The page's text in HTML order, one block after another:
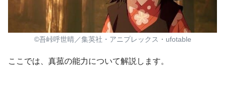
©吾峠呼世晴／集英社・アニプレックス・ufotable
ここでは、真菰の能力について解説します。